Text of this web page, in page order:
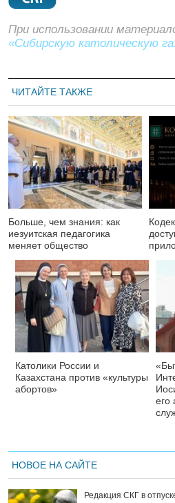
При использовании
«Сибирскую католическую
ЧИТАЙТЕ ТАКЖЕ
Больше, чем знания: как
иезуитская педагогика
меняет общество
Католики России и
Казахстана против «культуры
абортов»
его
НОВОЕ НА САЙТЕ
Редакция СКГ в